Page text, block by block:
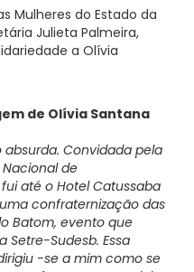
Mulheres do Estado da
Julieta Palmeira,
a Olívia
de Olívia Santana
Convidada pela
de
até o Hotel Catussaba
confraternização das
Batom, evento que
Sudesb. Essa
-se a mim como se